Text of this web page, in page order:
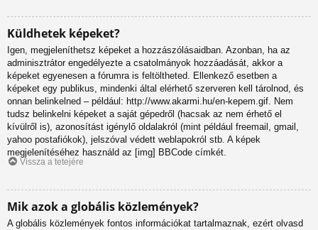
Küldhetek képeket?
Igen, megjeleníthetsz képeket a hozzászólásaidban. Azonban, ha az
adminisztrátor engedélyezte a csatolmányok hozzáadását, akkor a
képeket egyenesen a fórumra is feltöltheted. Ellenkező esetben a
képeket egy publikus, mindenki által elérhető szerveren kell tárolnod, és
onnan belinkelned – például: http://www.akarmi.hu/en-kepem.gif. Nem
tudsz belinkelni képeket a saját gépedről (hacsak az nem érhető el
kívülről is), azonosítást igénylő oldalakról (mint például freemail, gmail,
yahoo postafiókok), jelszóval védett weblapokról stb. A képek
megjelenítéséhez használd az [img] BBCode címkét.
Vissza a tetejére
Mik azok a globális közlemények?
A globális közlemények fontos információkat tartalmaznak, ezért olvasd